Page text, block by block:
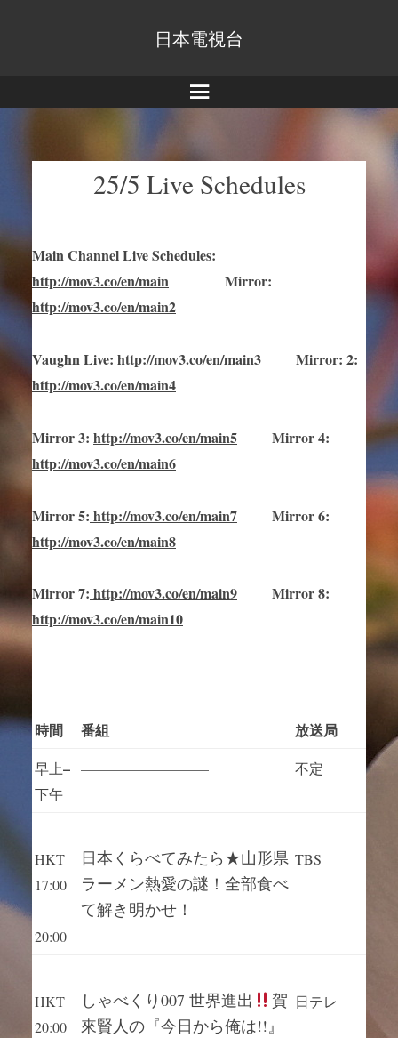
日本電視台
Menu
25/5 Live Schedules
Main Channel Live Schedules:
http://mov3.co/en/main
Mirror:
http://mov3.co/en/main2
Vaughn Live: http://mov3.co/en/main3 Mirror: 2:
http://mov3.co/en/main4
Mirror3: http://mov3.co/en/main5 Mirror4:
http://mov3.co/en/main6
Mirror5: http://mov3.co/en/main7 Mirror6:
http://mov3.co/en/main8
Mirror7: http://mov3.co/en/main9 Mirror 8:
http://mov3.co/en/main10
時間 番組 放送局
早上–
下午
————————— 不定
HKT
17:00
–
20:00
日本くらべてみたら★山形県
ラーメン熱愛の謎！全部食べ
て解き明かせ！
TBS
HKT
20:00
しゃべくり007 世界進出
賀
來賢人の『今日から俺は!!』
日テレ